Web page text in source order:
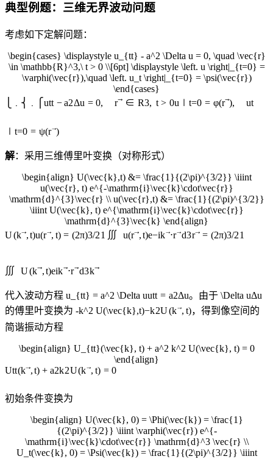
典型例题：三维无界波动问题
考虑如下定解问题：
\begin{cases} \displaystyle u_{tt} - a^2 \Delta u = 0, \quad \vec{r}
\in \mathbb{R}^3,\ t > 0 \\[6pt] \displaystyle \left. u \right|_{t=0} =
\varphi(\vec{r}),\quad \left. u_t \right|_{t=0} = \psi(\vec{r})
\end{cases}
⎨ ⎧utt − a2Δu = 0, r ∈ R3, t > 0u ∣ t=0 = φ(r ), ut
∣ t=0 = ψ(r )
解：采用三维傅里叶变换（对称形式）
\begin{align} U(\vec{k},t) &= \frac{1}{(2\pi)^{3/2}} \iiint
u(\vec{r}, t) e^{-\mathrm{i}\vec{k}\cdot\vec{r}}
\mathrm{d}^{3}\vec{r} \\ u(\vec{r},t) &= \frac{1}{(2\pi)^{3/2}}
\iiint U(\vec{k}, t) e^{\mathrm{i}\vec{k}\cdot\vec{r}}
\mathrm{d}^{3}\vec{k} \end{align}
U(k , t)u(r , t) = (2π)3/21 ∭ u(r ,t)e−ik ⋅r d3r = (2π)3/21
∭ U(k ,t)eik ⋅r d3k
代入波动方程 u_{tt} = a^2 \Delta uutt = a2Δu。由于\Delta uΔu
的傅里叶变换为 -k^2 U(\vec{k},t)−k2U(k , t)，得到像空间的
简谐振动方程
\begin{align} U_{tt}(\vec{k}, t) + a^2 k^2 U(\vec{k}, t) = 0
\end{align}
Utt(k , t) + a2k2U(k , t) = 0
初始条件变换为
\begin{align} U(\vec{k}, 0) = \Phi(\vec{k}) = \frac{1}
{(2\pi)^{3/2}} \iiint \varphi(\vec{r}) e^{-
\mathrm{i}\vec{k}\cdot\vec{r}} \mathrm{d}^3 \vec{r} \\
U_t(\vec{k}, 0) = \Psi(\vec{k}) = \frac{1}{(2\pi)^{3/2}} \iiint